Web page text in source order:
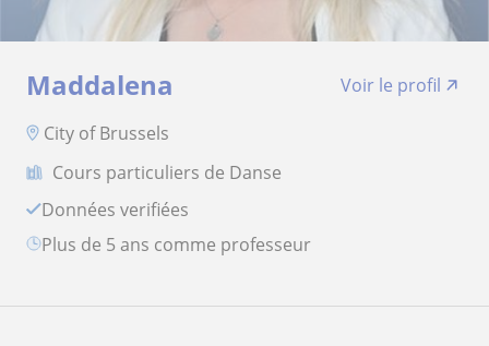
Maddalena
Voir le profil
City of Brussels
Cours particuliers de Danse
Données verifiées
plus de 5 ans comme professeur